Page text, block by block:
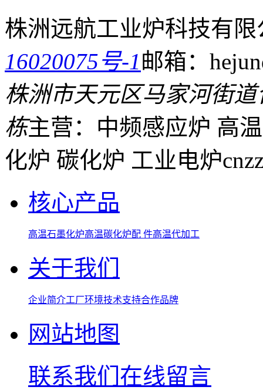
株洲远航工业炉科技有限
16020075号-1邮箱：
株洲市天元区马家河街
栋主营：中频感应炉 高
化炉 碳化炉 工业电炉
核心产品
高温石墨化炉高温碳化炉配 件高温代加工
关于我们
企业简介工厂环境技术支持合作品牌
网站地图
联系我们 在线留言